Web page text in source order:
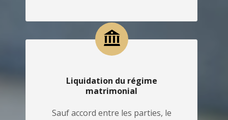
Liquidation du régime
matrimonial
Sauf accord entre les parties, le